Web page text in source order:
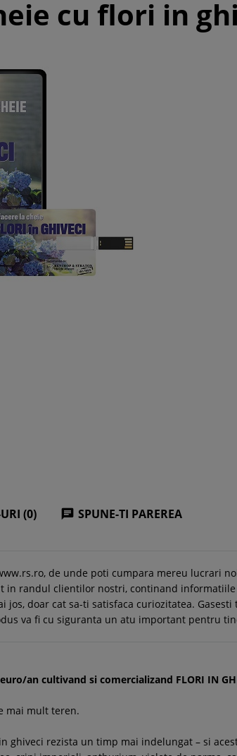
cu flori in
(0)  SPUNE-TI PAREREA
de unde poti cumpara mereu lucrari
in randul clientilor nostri, continand
jos, doar cat sa-ti satisfaca curiozitatea.
va fi cu siguranta un atu important pentru
an cultivand si comercializand FLORI IN
mai mult teren.
ghiveci rezista un timp mai indelungat – si